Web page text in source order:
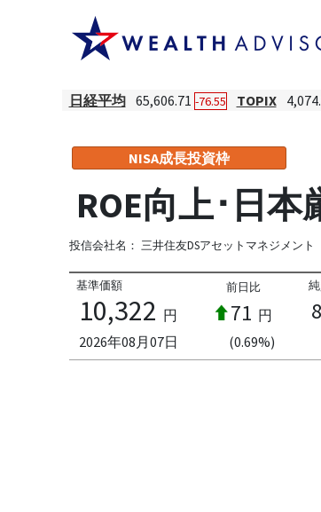
日経平均 65,606.71 -76.55 TOPIX
NISA成長投資枠
ROE向上･日
投信会社名： 三井住友DSアセットマネジメント
基準価額
10,322 円
2026年08月07日
前日比
71 円
(0.69%)